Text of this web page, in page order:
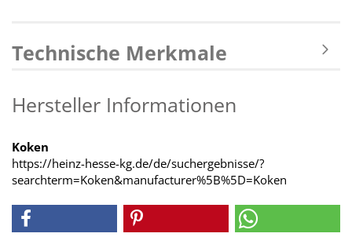
Technische Merkmale
Hersteller Informationen
Koken
https://heinz-hesse-kg.de/de/suchergebnisse/?
searchterm=Koken&manufacturer%5B%5D=Koken